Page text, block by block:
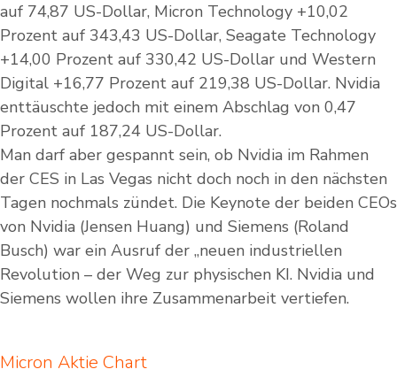
auf 74,87 US-Dollar, Micron Technology +10,02
Prozent auf 343,43 US-Dollar, Seagate Technology
+14,00 Prozent auf 330,42 US-Dollar und Western
Digital +16,77 Prozent auf 219,38 US-Dollar. Nvidia
enttäuschte jedoch mit einem Abschlag von 0,47
Prozent auf 187,24 US-Dollar.
Man darf aber gespannt sein, ob Nvidia im Rahmen
der CES in Las Vegas nicht doch noch in den nächsten
Tagen nochmals zündet. Die Keynote der beiden CEOs
von Nvidia (Jensen Huang) und Siemens (Roland
Busch) war ein Ausruf der „neuen industriellen
Revolution – der Weg zur physischen KI. Nvidia und
Siemens wollen ihre Zusammenarbeit vertiefen.
Micron Aktie Chart